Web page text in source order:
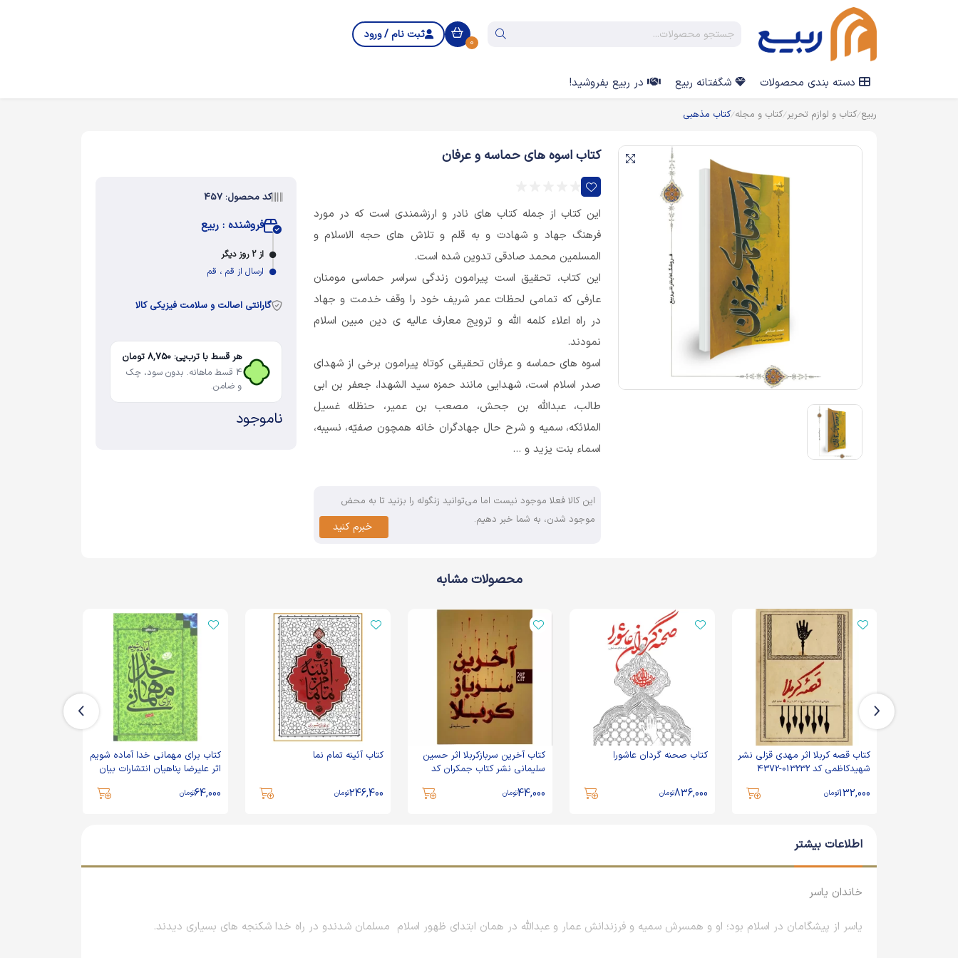
0
ثبت نام / ورود
دسته بندی محصولات شگفتانه ربیع در ربیع بفروشید!
ربیع کتاب و لوازم تحریر کتاب و مجله کتاب مذهبی
کتاب اسوه های حماسه و عرفان
این کتاب از جمله کتاب های نادر و ارزشمندی است که در مورد
فرهنگ جهاد و شهادت و به قلم و تلاش های حجه الاسلام و
المسلمین محمد صادقی تدوین شده است.
این کتاب، تحقیق است پیرامون زندگی سراسر حماسی مومنان
عارفی که تمامی لحظات عمر شریف خود را وقف خدمت و جهاد
در راه اعلاء کلمه الله و ترویج معارف عالیه ی دین مبین اسلام
نمودند.
اسوه های حماسه و عرفان تحقیقی کوتاه پیرامون برخی از شهدای
صدر اسلام است، شهدایی مانند حمزه سید الشهدا، جعفر بن ابی
طالب، عبدالله بن جحش، مصعب بن عمیر، حنظله غسیل
الملائکه، سمیه و شرح حال جهادگران خانه همچون صفیّه، نسیبه،
اسماء بنت یزید و ...
این کالا فعلا موجود نیست اما می‌توانید زنگوله را بزنید تا به محض
موجود شدن، به شما خبر دهیم.
خبرم کنید
کد محصول: 457
فروشنده : ربیع
از 2 روز دیگر
ارسال از قم ، قم
گارانتی اصالت و سلامت فیزیکی کالا
هر قسط با ترب‌پی: 8,750 تومان
4 قسط ماهانه. بدون سود، چک
و ضامن.
ناموجود
محصولات مشابه
کتاب قصه کربلا اثر مهدی قزلی نشر
شهیدکاظمی کد 013232-4372
132,000تومان
کتاب صحنه گردان عاشورا
836,000تومان
کتاب آخرین سربازکربلا اثر حسین
سلیمانی نشر کتاب جمکران کد
44,000تومان
کتاب آئینه تمام نما
246,400تومان
کتاب برای مهمانی خدا آماده شویم
اثر علیرضا پناهیان انتشارات بیان
64,000تومان
اطلاعات بیشتر
خاندان یاسر
یاسر از پیشگامان در اسلام بود؛ او و همسرش سمیه و فرزندانش عمار و عبدالله در همان ابتدای ظهور اسلام مسلمان شدندو در راه خدا شکنجه های بسیاری دیدند.